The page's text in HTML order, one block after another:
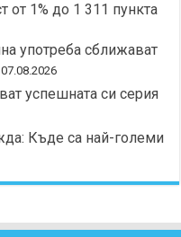
от 1% до 1 311 пункта
употреба сближават
07.08.2026
успешната си серия
Къде са най-големи